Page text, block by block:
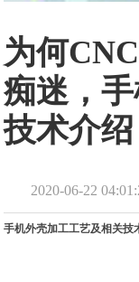
为何
痴迷，
技术介绍
2020-06-22
手机外壳加工工艺及相关技